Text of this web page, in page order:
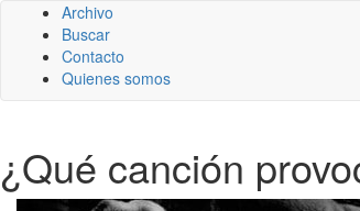
Archivo
Buscar
Contacto
Quienes somos
¿Qué canción